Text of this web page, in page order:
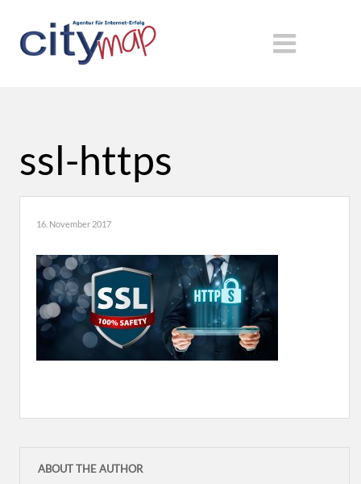
ssl-https
16. November 2017
ABOUT THE AUTHOR